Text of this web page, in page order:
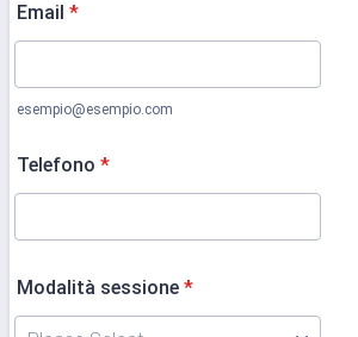
Email *
esempio@esempio.com
Telefono *
Modalità sessione *